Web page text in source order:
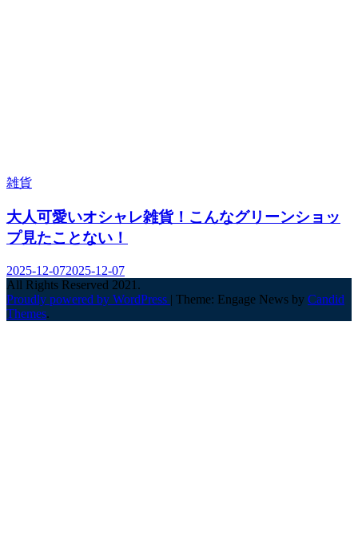
雑貨
大人可愛いオシャレ雑貨！こんなグリーンショッ
プ見たことない！
2025-12-072025-12-07
All Rights Reserved 2021.
Proudly powered by WordPress | Theme: Engage News by Candid
Themes.